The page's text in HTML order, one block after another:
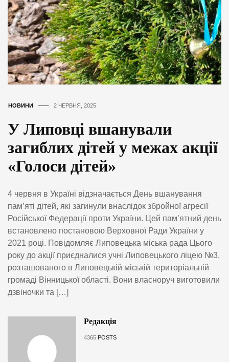
НОВИНИ 2 ЧЕРВНЯ, 2025
У Липовці вшанували
загиблих дітей у межах акції
«Голоси дітей»
4 червня в Україні відзначається День вшанування
пам’яті дітей, які загинули внаслідок збройної агресії
Російської Федерації проти України. Цей пам’ятний день
встановлено постановою Верховної Ради України у
2021 році. Повідомляє Липовецька міська рада Цього
року до акції приєдналися учні Липовецького ліцею №3,
розташованого в Липовецькій міській територіальній
громаді Вінницької області. Вони власноруч виготовили
дзвіночки та […]
Редакція
4365 POSTS